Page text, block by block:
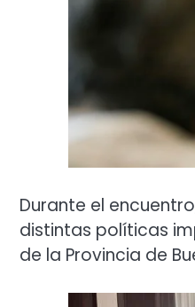
Durante el
distintas políticas
de la Provincia de